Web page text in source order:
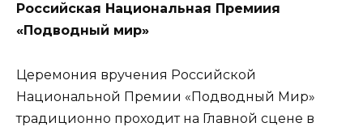
Российская Национальная Премиия
«Подводный мир»
Церемония вручения Российской
Национальной Премии «Подводный Мир»
традиционно проходит на Главной сцене в